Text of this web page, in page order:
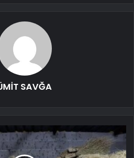
SAVĞA